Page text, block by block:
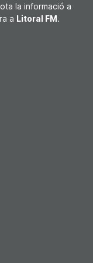
la informació a
a Litoral FM.